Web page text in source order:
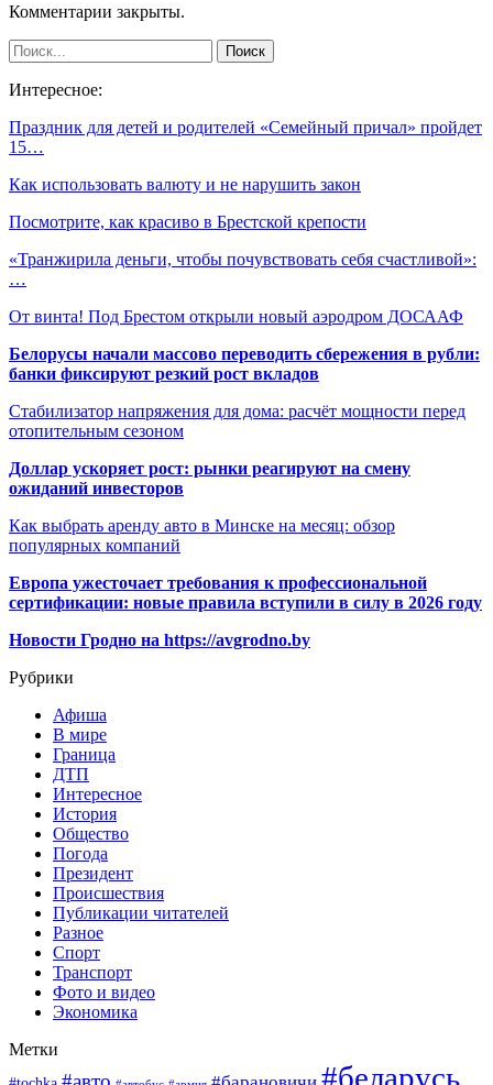
Комментарии закрыты.
Интересное:
Праздник для детей и родителей «Семейный причал» пройдет
15…
Как использовать валюту и не нарушить закон
Посмотрите, как красиво в Брестской крепости
«Транжирила деньги, чтобы почувствовать себя счастливой»:
…
От винта! Под Брестом открыли новый аэродром ДОСААФ
Белорусы начали массово переводить сбережения в рубли:
банки фиксируют резкий рост вкладов
Стабилизатор напряжения для дома: расчёт мощности перед
отопительным сезоном
Доллар ускоряет рост: рынки реагируют на смену
ожиданий инвесторов
Как выбрать аренду авто в Минске на месяц: обзор
популярных компаний
Европа ужесточает требования к профессиональной
сертификации: новые правила вступили в силу в 2026 году
Новости Гродно на https://avgrodno.by
Рубрики
Афиша
В мире
Граница
ДТП
Интересное
История
Общество
Погода
Президент
Происшествия
Публикации читателей
Разное
Спорт
Транспорт
Фото и видео
Экономика
Метки
#беларусь